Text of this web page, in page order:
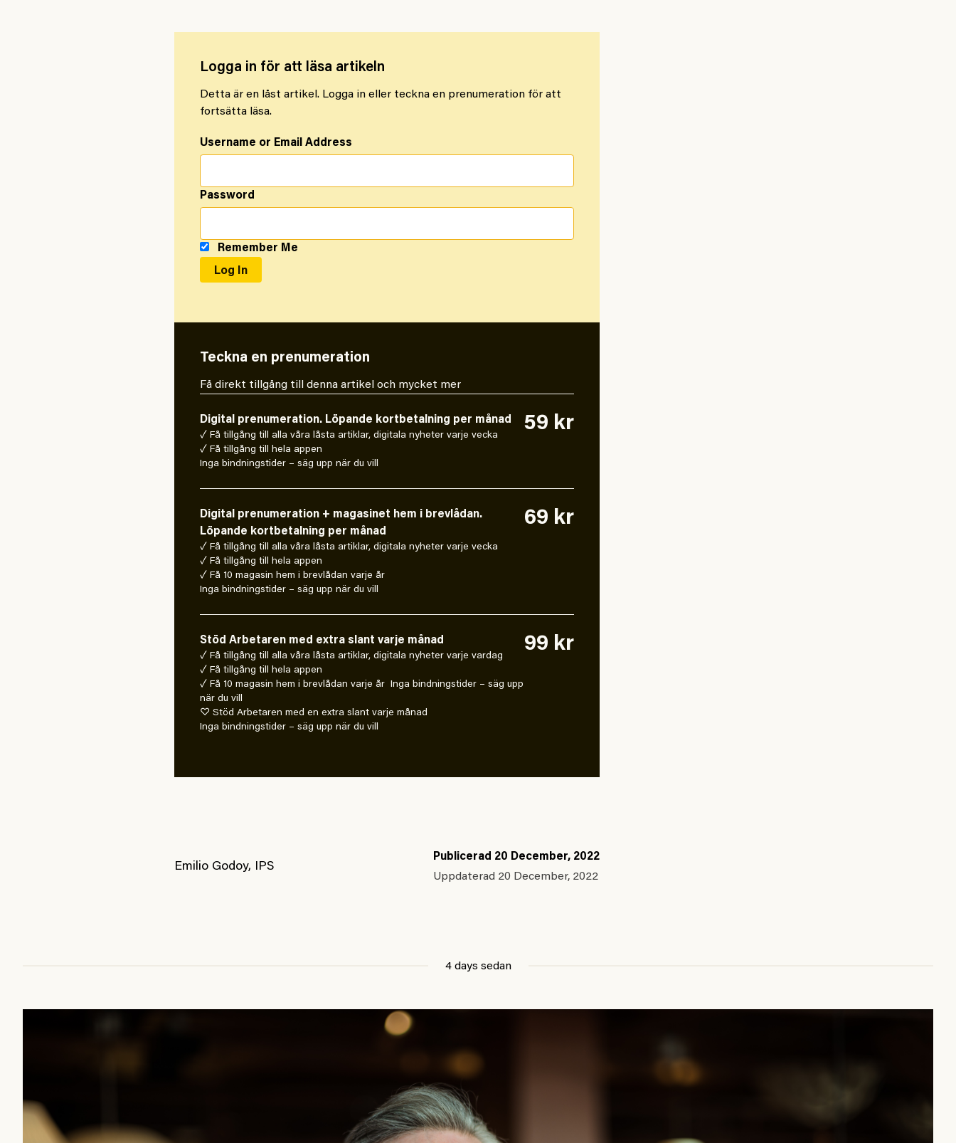
Logga in för att läsa artikeln
Detta är en låst artikel. Logga in eller teckna en prenumeration för att
fortsätta läsa.
Username or Email Address
Password
Remember Me
Teckna en prenumeration
Få direkt tillgång till denna artikel och mycket mer
Digital prenumeration. Löpande kortbetalning per månad
✓ Få tillgång till alla våra låsta artiklar, digitala nyheter varje vecka
✓ Få tillgång till hela appen
Inga bindningstider – säg upp när du vill
59 kr
Digital prenumeration + magasinet hem i brevlådan.
Löpande kortbetalning per månad
✓ Få tillgång till alla våra låsta artiklar, digitala nyheter varje vecka
✓ Få tillgång till hela appen
✓ Få 10 magasin hem i brevlådan varje år
Inga bindningstider – säg upp när du vill
69 kr
Stöd Arbetaren med extra slant varje månad
✓ Få tillgång till alla våra låsta artiklar, digitala nyheter varje vardag
✓ Få tillgång till hela appen
✓ Få 10 magasin hem i brevlådan varje år Inga bindningstider – säg upp
när du vill
♡ Stöd Arbetaren med en extra slant varje månad
Inga bindningstider – säg upp när du vill
99 kr
Emilio Godoy, IPS
Publicerad 20 December, 2022
Uppdaterad 20 December, 2022
4 days sedan